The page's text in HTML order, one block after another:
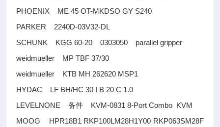
PHOENIX ME 45 OT-MKDSO GY S240
PARKER 2240D-03V32-DL
SCHUNK KGG 60-20 0303050 parallel gripper
weidmueller MP TBF 37/30
weidmueller KTB MH 262620 MSP1
HYDAC LF BH/HC 30 I B 20 C 1.0
LEVELNONE备件 KVM-0831 8-Port Combo KVM
MOOG HPR18B1 RKP100LM28H1Y00 RKP063SM28F